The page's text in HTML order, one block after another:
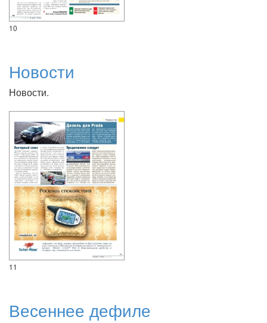
10
Новости
Новости.
11
Весеннее дефиле